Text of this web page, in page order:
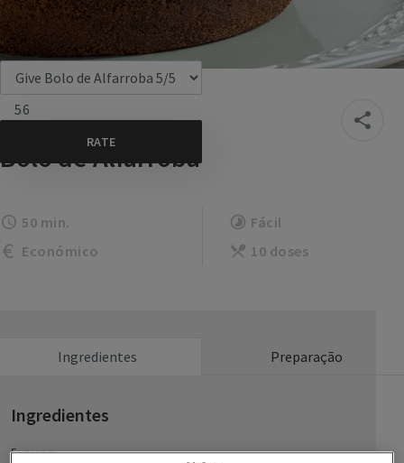
56
Bolo de Alfarroba
50 min.
Fácil
Económico
10 doses
Ingredientes Preparação
Ingredientes
5 ovos